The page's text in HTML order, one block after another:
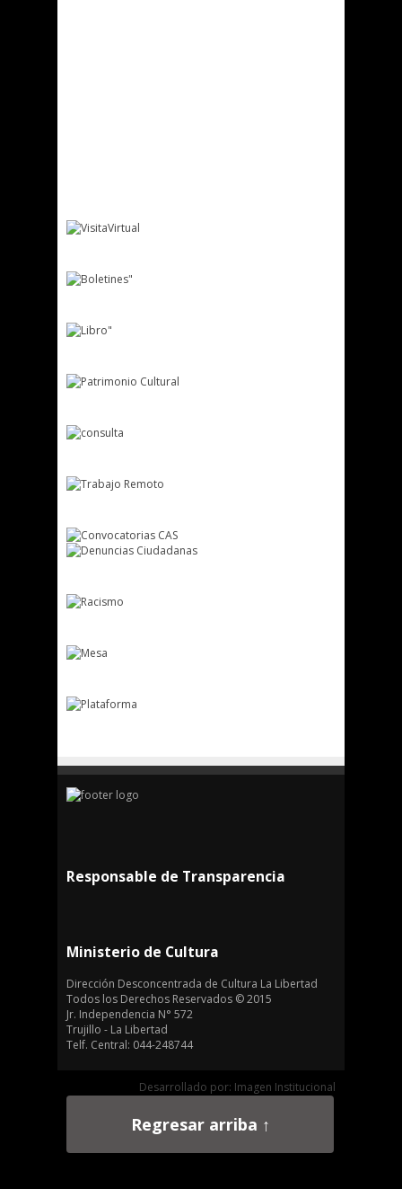
Responsable de Transparencia
Ministerio de Cultura
Dirección Desconcentrada de Cultura La Libertad
Todos los Derechos Reservados © 2015
Jr. Independencia N° 572
Trujillo - La Libertad
Telf. Central: 044-248744
Desarrollado por: Imagen Institucional
Regresar arriba ↑